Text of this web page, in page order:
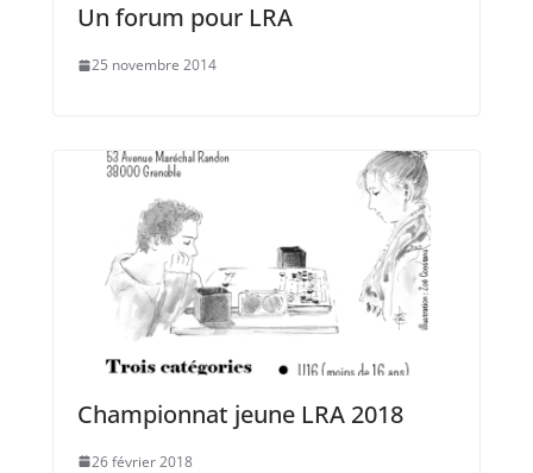
Un forum pour LRA
25 novembre 2014
Championnat jeune LRA 2018
26 février 2018